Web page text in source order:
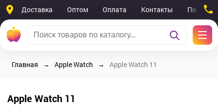
Доставка Оптом Оплата Контакты
Главная Apple Watch Apple Watch 11
Apple Watch 11